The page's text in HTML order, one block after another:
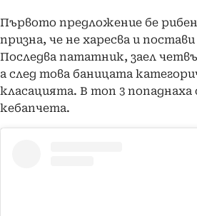
Първото предложение бе
призна, че не харесва и
Последва пататник, заел
а след това баницата
класацията. В топ 3
кебапчета.